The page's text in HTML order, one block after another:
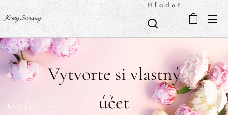
Kvety Šurany
Hľadať
Vytvorte si vlastný
účet